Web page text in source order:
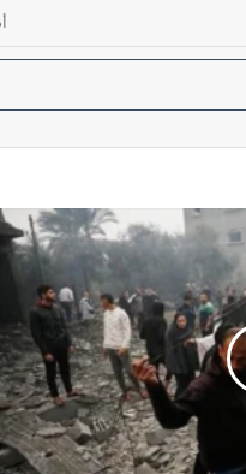
للتنظيمات الإرهابية